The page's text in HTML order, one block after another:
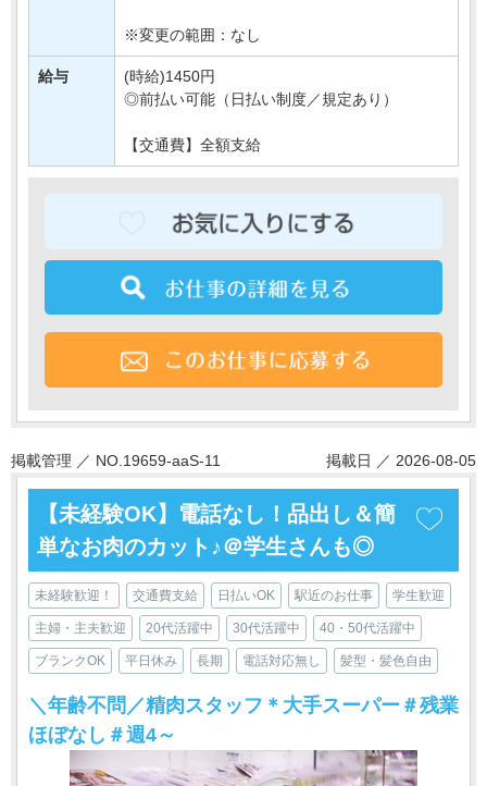
※変更の範囲：なし
給与
(時給)1450円
◎前払い可能（日払い制度／規定あり）
【交通費】全額支給
掲載管理 ／ NO.19659-aaS-11 掲載日 ／ 2026-08-05
【未経験OK】電話なし！品出し＆簡
単なお肉のカット♪＠学生さんも◎
未経験歓迎！ 交通費支給 日払いOK 駅近のお仕事 学生歓迎
主婦・主夫歓迎 20代活躍中 30代活躍中 40・50代活躍中
ブランクOK 平日休み 長期 電話対応無し 髪型・髪色自由
＼年齢不問／精肉スタッフ＊大手スーパー＃残業
ほぼなし＃週4～